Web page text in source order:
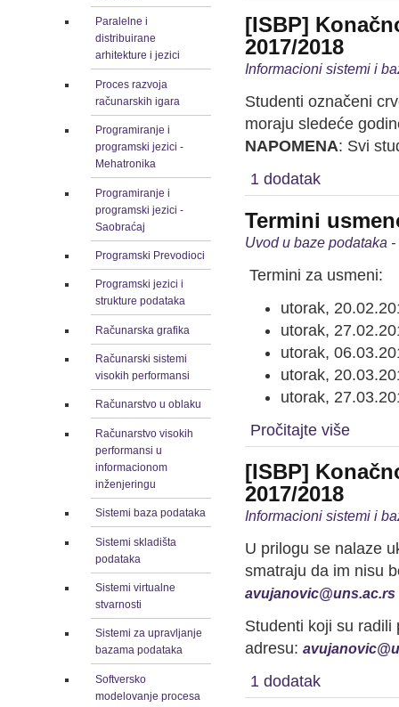
Paralelne i
distribuirane
arhitekture i jezici
Proces razvoja
računarskih igara
Programiranje i
programski jezici -
Mehatronika
Programiranje i
programski jezici -
Saobraćaj
Programski Prevodioci
Programski jezici i
strukture podataka
Računarska grafika
Računarski sistemi
visokih performansi
Računarstvo u oblaku
Računarstvo visokih
performansi u
informacionom
inženjeringu
Sistemi baza podataka
Sistemi skladišta
podataka
Sistemi virtualne
stvarnosti
Sistemi za upravljanje
bazama podataka
Softversko
modelovanje procesa
[ISBP]
2017/2018
Informacioni sistemi i
Studenti označeni
moraju sledeće
NAPOMENA: Svi
1 dodatak
Termini
Uvod u baze podataka
Termini za usmeni:
utorak,
utorak,
utorak,
utorak,
utorak,
Pročitajte više
[ISBP]
2017/2018
Informacioni sistemi i
U prilogu se nalaze
smatraju da im nisu
avujanovic@uns.ac.rs
Studenti koji su radili
adresu:
1 dodatak